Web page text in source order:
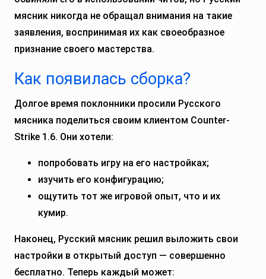
мясник никогда не обращал внимания на такие
заявления, воспринимая их как своеобразное
признание своего мастерства.
Как появилась сборка?
Долгое время поклонники просили Русского
мясника поделиться своим клиентом Counter-
Strike 1.6. Они хотели:
попробовать игру на его настройках;
изучить его конфигурацию;
ощутить тот же игровой опыт, что и их
кумир.
Наконец, Русский мясник решил выложить свои
настройки в открытый доступ — совершенно
бесплатно. Теперь каждый может: